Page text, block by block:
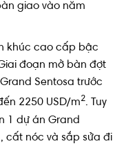
giao vào năm
khúc cao cấp bậc
đoạn mở bàn đợt
Sentosa trước
2250 USD/m2. Tuy
1 dự án Grand
cất nóc và sắp sửa đi